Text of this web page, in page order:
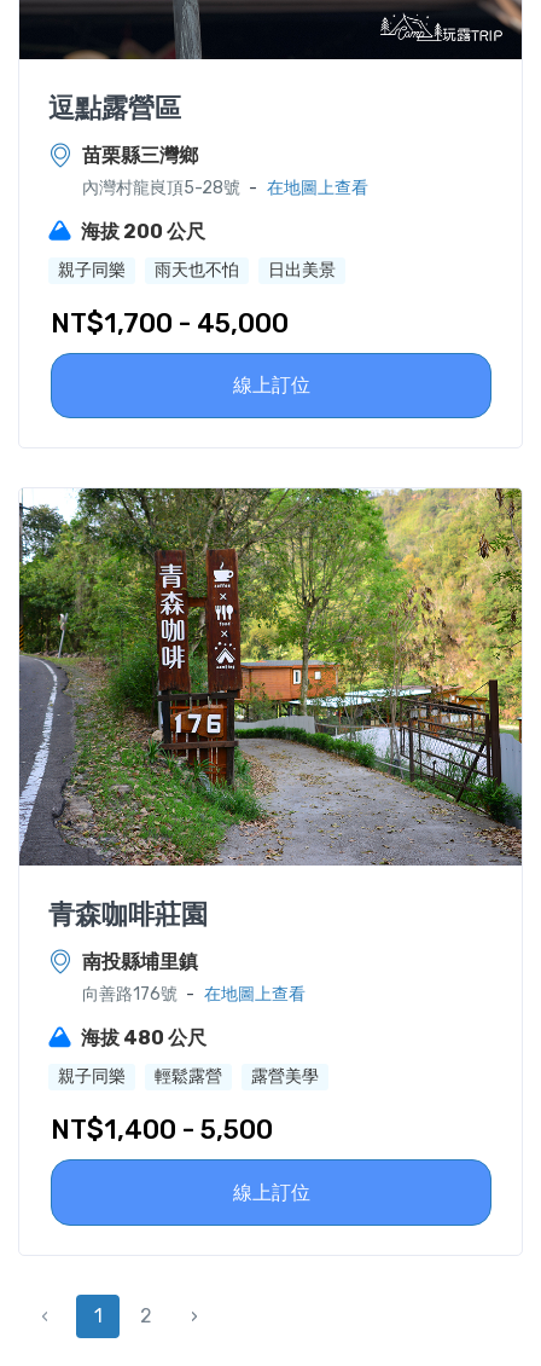
逗點露營區
苗栗縣三灣鄉
內灣村龍峎頂5-28號 - 在地圖上查看
海拔 200 公尺
親子同樂 雨天也不怕 日出美景
NT$1,700 - 45,000
線上訂位
青森咖啡莊園
南投縣埔里鎮
向善路176號 - 在地圖上查看
海拔 480 公尺
親子同樂 輕鬆露營 露營美學
NT$1,400 - 5,500
線上訂位
‹ 1 2 ›